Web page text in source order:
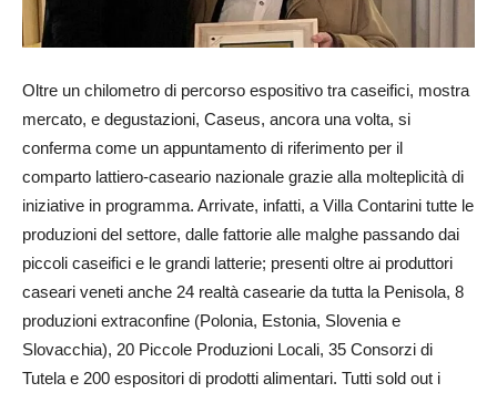
Oltre un chilometro di percorso espositivo tra caseifici, mostra
mercato, e degustazioni, Caseus, ancora una volta, si
conferma come un appuntamento di riferimento per il
comparto lattiero-caseario nazionale grazie alla molteplicità di
iniziative in programma. Arrivate, infatti, a Villa Contarini tutte le
produzioni del settore, dalle fattorie alle malghe passando dai
piccoli caseifici e le grandi latterie; presenti oltre ai produttori
caseari veneti anche 24 realtà casearie da tutta la Penisola, 8
produzioni extraconfine (Polonia, Estonia, Slovenia e
Slovacchia), 20 Piccole Produzioni Locali, 35 Consorzi di
Tutela e 200 espositori di prodotti alimentari. Tutti sold out i